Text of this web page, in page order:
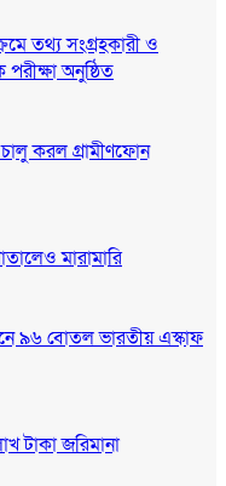
তথ্য সংগ্রহকারী ও
অনুষ্ঠিত
করল গ্রামীণফোন
মারামারি
৯৬ বোতল ভারতীয় এস্কাফ
টাকা জরিমানা